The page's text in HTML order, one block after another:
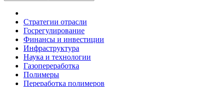
Стратегии отрасли
Госрегулирование
Финансы и инвестиции
Инфраструктура
Наука и технологии
Газопереработка
Полимеры
Переработка полимеров